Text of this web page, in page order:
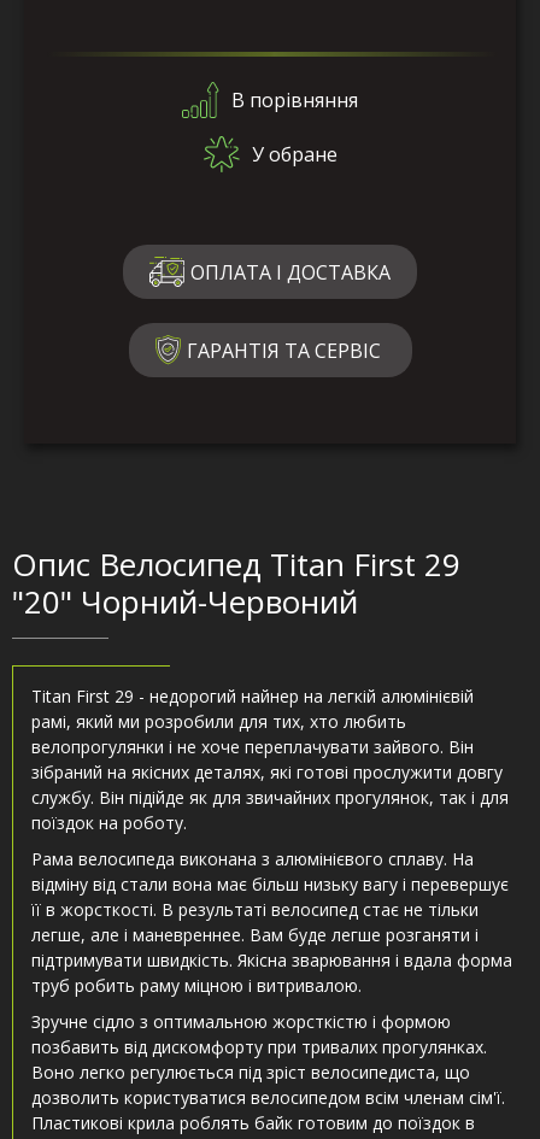
В порівняння
У обране
ОПЛАТА І ДОСТАВКА
ГАРАНТІЯ ТА СЕРВІС
Опис Велосипед Titan First 29
"20" Чорний-Червоний
Titan First 29 - недорогий найнер на легкій алюмінієвій
рамі, який ми розробили для тих, хто любить
велопрогулянки і не хоче переплачувати зайвого. Він
зібраний на якісних деталях, які готові прослужити довгу
службу. Він підійде як для звичайних прогулянок, так і для
поїздок на роботу.
Рама велосипеда виконана з алюмінієвого сплаву. На
відміну від стали вона має більш низьку вагу і перевершує
її в жорсткості. В результаті велосипед стає не тільки
легше, але і маневреннее. Вам буде легше розганяти і
підтримувати швидкість. Якісна зварювання і вдала форма
труб робить раму міцною і витривалою.
Зручне сідло з оптимальною жорсткістю і формою
позбавить від дискомфорту при тривалих прогулянках.
Воно легко регулюється під зріст велосипедиста, що
дозволить користуватися велосипедом всім членам сім'ї.
Пластикові крила роблять байк готовим до поїздок в